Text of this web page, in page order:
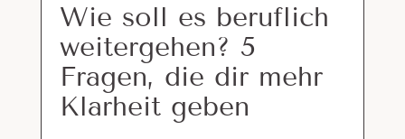
Wie soll es beruflich
weitergehen? 5
Fragen, die dir mehr
Klarheit geben